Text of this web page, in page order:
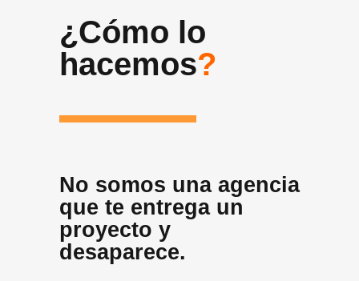
¿Cómo lo
hacemos?
No somos una agencia
que te entrega un
proyecto y
desaparece.